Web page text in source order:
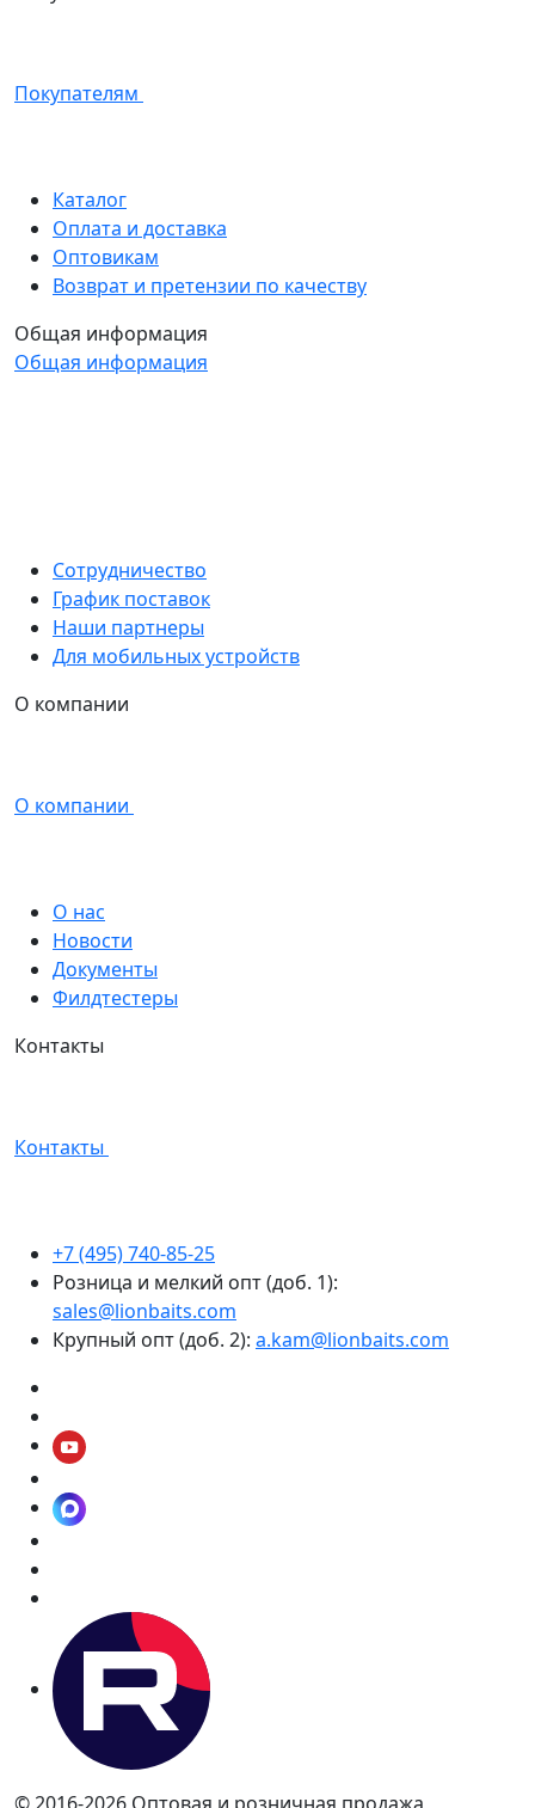
Покупателям
Каталог
Оплата и доставка
Оптовикам
Возврат и претензии по качеству
Общая информация
Общая информация
Сотрудничество
График поставок
Наши партнеры
Для мобильных устройств
О компании
О компании
О нас
Новости
Документы
Филдтестеры
Контакты
Контакты
+7 (495) 740-85-25
Розница и мелкий опт (доб. 1):
sales@lionbaits.com
Крупный опт (доб. 2): a.kam@lionbaits.com